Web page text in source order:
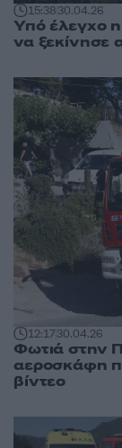
15:3830.04.26
Υπό έλεγχο
να
12:1730.04.26
Φωτιά στην
αεροσκάφη
βίντεο